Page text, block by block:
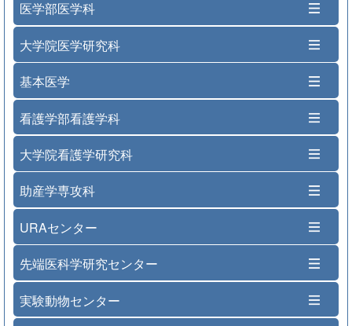
医学部医学科
大学院医学研究科
基本医学
看護学部看護学科
大学院看護学研究科
助産学専攻科
URAセンター
先端医科学研究センター
実験動物センター